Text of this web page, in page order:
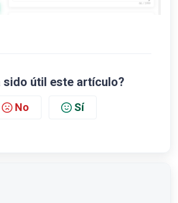
sido útil este artículo?
No Sí